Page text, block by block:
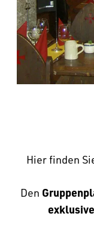
Hier finden
Den